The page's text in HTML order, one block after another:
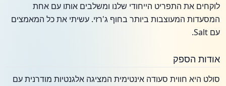
לוקחים את התפריט הייחודי שלנו ומשלבים אותו עם אחת
המסעדות המעוצבות ביותר בחוף ג'רזי. עשיתי את כל המאמצים
עם Salt.
אודות הספק
סולט היא חווית סעודה אינטימית המציגה אלגנטיות מודרנית עם